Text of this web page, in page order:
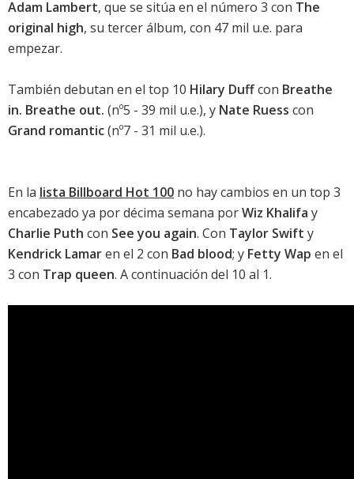
Adam Lambert, que se sitúa en el número 3 con The
original high, su tercer álbum, con 47 mil u.e. para
empezar.
También debutan en el top 10 Hilary Duffcon Breathe
in. Breathe out. (nº5 - 39 mil u.e.), y Nate Ruess con
Grand romantic(nº7 - 31 mil u.e.).
En la lista Billboard Hot 100 no hay cambios en un top 3
encabezado ya por décima semana porWiz Khalifa y
Charlie Puth con See you again. Con Taylor Swift y
Kendrick Lamaren el 2 con Bad blood; y Fetty Wap en el
3 con Trap queen. A continuación del 10 al 1.